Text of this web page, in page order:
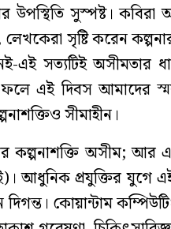
উপস্থিতি সুস্পষ্ট। কবিরা
সৃষ্টি করেন
এই সত্যটিই অসীমতার
ফলে এই দিবস আমাদের
সীমাহীন।
কল্পনাশক্তি অসীম; আর
আধুনিক প্রযুক্তির যুগে
কোয়ান্টাম